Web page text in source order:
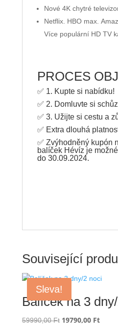
Nové 4K chytré
Netflix. HBO max.
Více populární HD TV
PROCES
✅ 1. Kupte si nabídku!
✅ 2. Domluvte si
✅ 3. Užijte si cestu a
✅ Extra dlouhá
✅ Zvýhodněný kupón
balíček Hévíz je
do 30.09.2024.
Související
Sleva!
Balíček na 3
59990,00Ft Původní
19790,00 Ft